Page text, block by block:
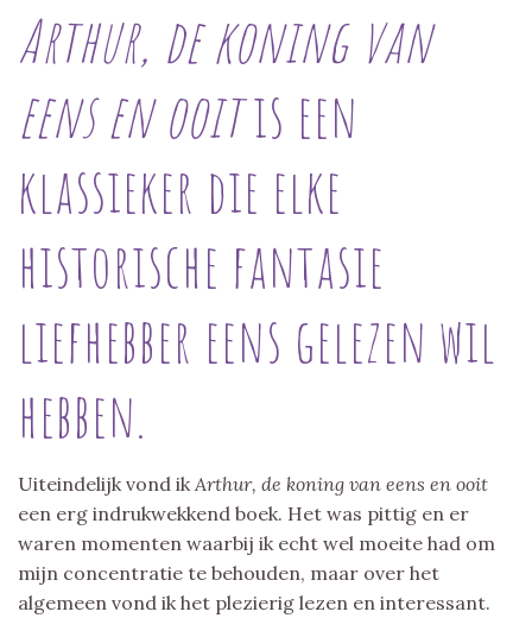
Arthur, de koning van
eens en ooitis een
klassieker die elke
historische fantasie
liefhebber eens gelezen wil
hebben.
Uiteindelijk vond ik Arthur, de koning van eens en ooit
een erg indrukwekkend boek. Het was pittig en er
waren momenten waarbij ik echt wel moeite had om
mijn concentratie te behouden, maar over het
algemeen vond ik het plezierig lezen en interessant.